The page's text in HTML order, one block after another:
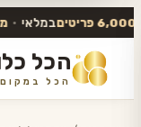
במלאי •
הכל
הכל